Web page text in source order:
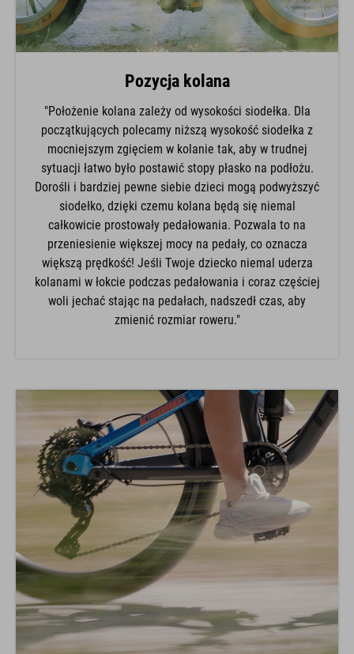
Pozycja kolana
"Położenie kolana zależy od wysokości siodełka. Dla
początkujących polecamy niższą wysokość siodełka z
mocniejszym zgięciem w kolanie tak, aby w trudnej
sytuacji łatwo było postawić stopy płasko na podłożu.
Dorośli i bardziej pewne siebie dzieci mogą podwyższyć
siodełko, dzięki czemu kolana będą się niemal
całkowicie prostowały pedałowania. Pozwala to na
przeniesienie większej mocy na pedały, co oznacza
większą prędkość! Jeśli Twoje dziecko niemal uderza
kolanami w łokcie podczas pedałowania i coraz częściej
woli jechać stając na pedałach, nadszedł czas, aby
zmienić rozmiar roweru."